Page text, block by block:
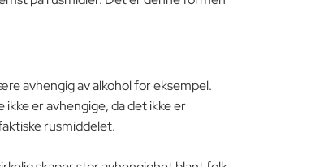
avhengig av alkohol for eksempel.
er avhengige, da det ikke er
rusmiddelet.